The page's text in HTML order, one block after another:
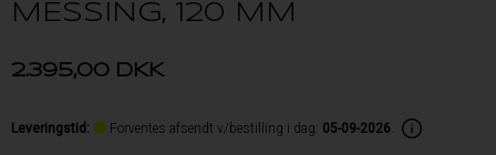
MESSING, 120 MM
2.395,00 DKK
Leveringstid : Forventes afsendt v/bestilling i dag: 05-09-2026